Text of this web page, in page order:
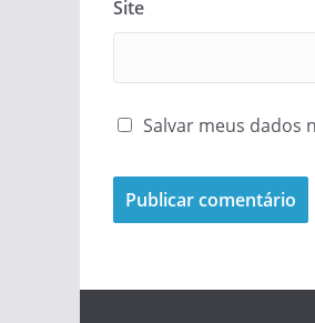
Site
Salvar meus dados